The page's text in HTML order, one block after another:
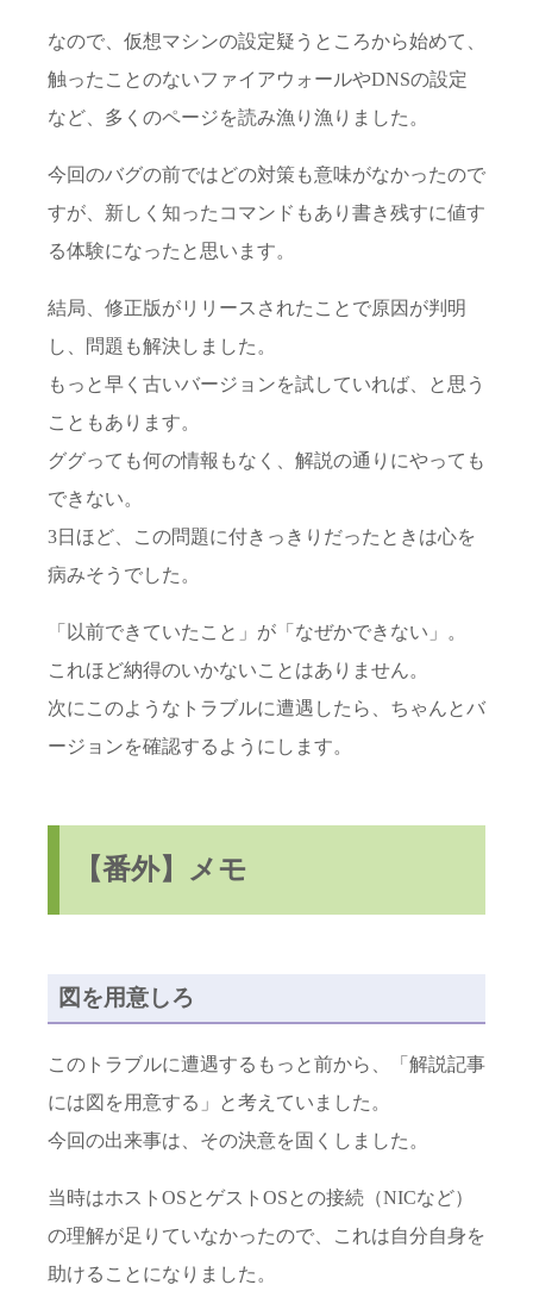
なので、仮想マシンの設定疑うところから始めて、
触ったことのないファイアウォールやDNSの設定
など、多くのページを読み漁り漁りました。
今回のバグの前ではどの対策も意味がなかったので
すが、新しく知ったコマンドもあり書き残すに値す
る体験になったと思います。
結局、修正版がリリースされたことで原因が判明
し、問題も解決しました。
もっと早く古いバージョンを試していれば、と思う
こともあります。
ググっても何の情報もなく、解説の通りにやっても
できない。
3日ほど、この問題に付きっきりだったときは心を
病みそうでした。
「以前できていたこと」が「なぜかできない」。
これほど納得のいかないことはありません。
次にこのようなトラブルに遭遇したら、ちゃんとバ
ージョンを確認するようにします。
【番外】メモ
図を用意しろ
このトラブルに遭遇するもっと前から、「解説記事
には図を用意する」と考えていました。
今回の出来事は、その決意を固くしました。
当時はホストOSとゲストOSとの接続（NICなど）
の理解が足りていなかったので、これは自分自身を
助けることになりました。